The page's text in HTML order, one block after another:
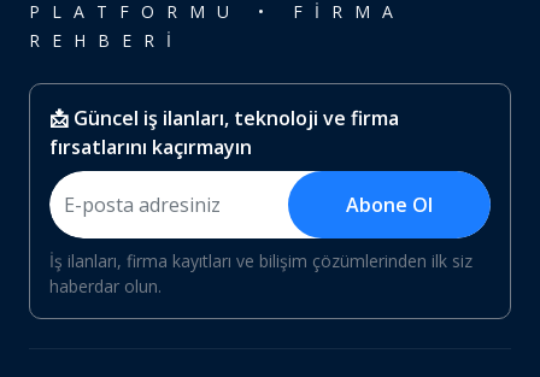
PLATFORMU • FİRMA
REHBERİ
📩 Güncel iş ilanları, teknoloji ve firma
fırsatlarını kaçırmayın
Abone Ol
İş ilanları, firma kayıtları ve bilişim çözümlerinden ilk siz
haberdar olun.